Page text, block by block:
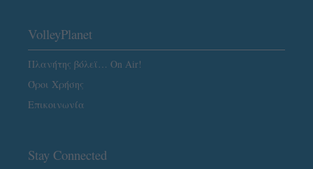
VolleyPlanet
Πλανήτης βόλεϊ… On Air!
Όροι Χρήσης
Επικοινωνία
Stay Connected